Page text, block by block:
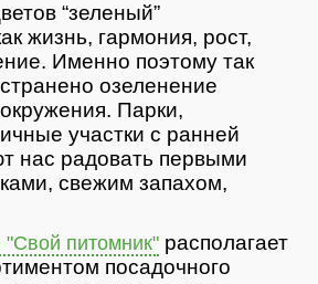
“зеленый”
жизнь, гармония, рост,
Именно поэтому так
озеленение
Парки,
участки с ранней
нас радовать первыми
свежим запахом,
питомник" располагает
посадочного